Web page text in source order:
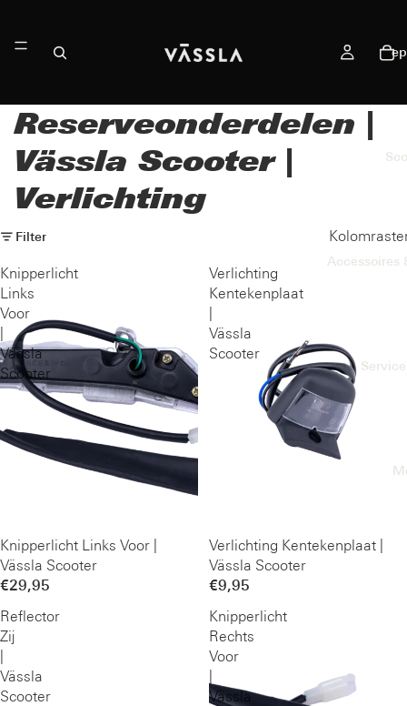
Accessoires
Reserveonderdelen |
Vässla Scooter |
Verlichting
Filter
Knipperlicht
Links
Voor
Vässla
Scooter
Knipperlicht Links Voor |
Vässla Scooter
€29,95
Verlichting
Kentekenplaat
Vässla
Scooter
Verlichting Kentekenplaat |
Vässla Scooter
€9,95
Reflector
Zij
Vässla
Scooter
Knipperlicht
Rechts
Voor
Vässla